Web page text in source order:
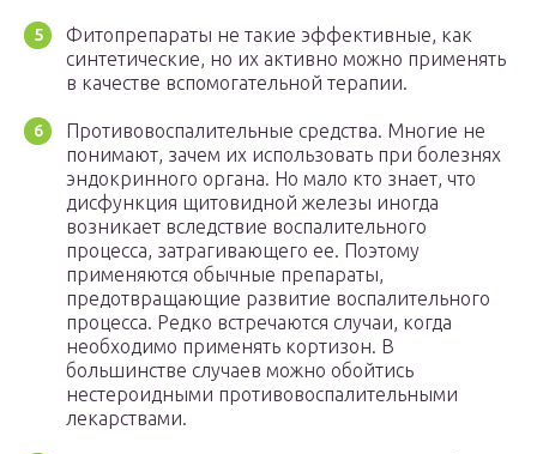
Фитопрепараты не такие эффективные, как
синтетические, но их активно можно применять
в качестве вспомогательной терапии.
Противовоспалительные средства. Многие не
понимают, зачем их использовать при болезнях
эндокринного органа. Но мало кто знает, что
дисфункция щитовидной железы иногда
возникает вследствие воспалительного
процесса, затрагивающего ее. Поэтому
применяются обычные препараты,
предотвращающие развитие воспалительного
процесса. Редко встречаются случаи, когда
необходимо применять кортизон. В
большинстве случаев можно обойтись
нестероидными противовоспалительными
лекарствами.